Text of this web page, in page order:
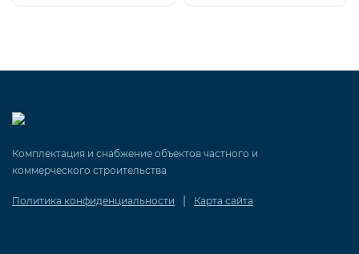
Комплектация и снабжение объектов частного и
коммерческого строительства
Политика конфиденциальности | Карта сайта